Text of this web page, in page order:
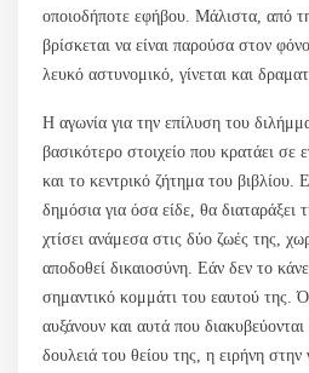
οποιοδήποτε εφήβου. Μάλιστα, από
βρίσκεται να είναι παρούσα στον
λευκό αστυνομικό, γίνεται και
Η αγωνία για την επίλυση του
βασικότερο στοιχείο που κρατάει
και το κεντρικό ζήτημα του βιβλίου.
δημόσια για όσα είδε, θα διαταράξει
χτίσει ανάμεσα στις δύο ζωές της,
αποδοθεί δικαιοσύνη. Εάν δεν το
σημαντικό κομμάτι του εαυτού της.
αυξάνουν και αυτά που
δουλειά του θείου της, η ειρήνη στην